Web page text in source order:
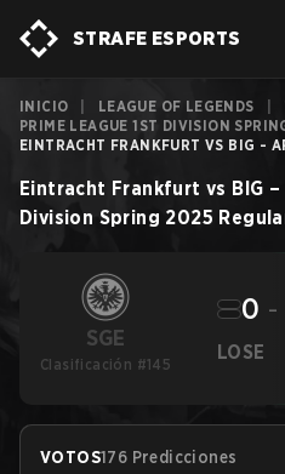
STRAFE ESPORTS
INICIO LEAGUE OF LEGENDS
PRIME LEAGUE 1ST DIVISION
EINTRACHT FRANKFURT VS BIG -
Eintracht Frankfurt vs BIG –
Division Spring 2025
SGE
Clasificación #145
LOSE
0 -
VOTOS176 Predicciones